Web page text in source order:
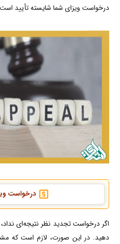
درخواست ویزای شما شایسته تأیید
درخواست
اگر درخواست تجدید نظر نتیجه‌ای
دهید. در این صورت، لازم است که